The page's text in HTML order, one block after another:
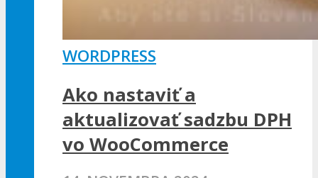
WORDPRESS
Ako nastaviť a
aktualizovať sadzbu DPH
vo WooCommerce